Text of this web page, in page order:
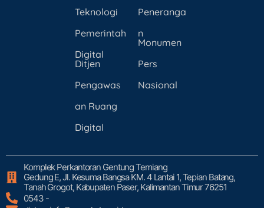
Teknologi
Pemerintah
Digital
Ditjen
Pengawas
an Ruang
Digital
Peneranga
n
Monumen
Pers
Nasional
Komplek Perkantoran Gentung Temiang
Gedung E, Jl. Kesuma Bangsa KM. 4 Lantai 1, Tepian Batang,
Tanah Grogot, Kabupaten Paser, Kalimantan Timur 76251
0543 -